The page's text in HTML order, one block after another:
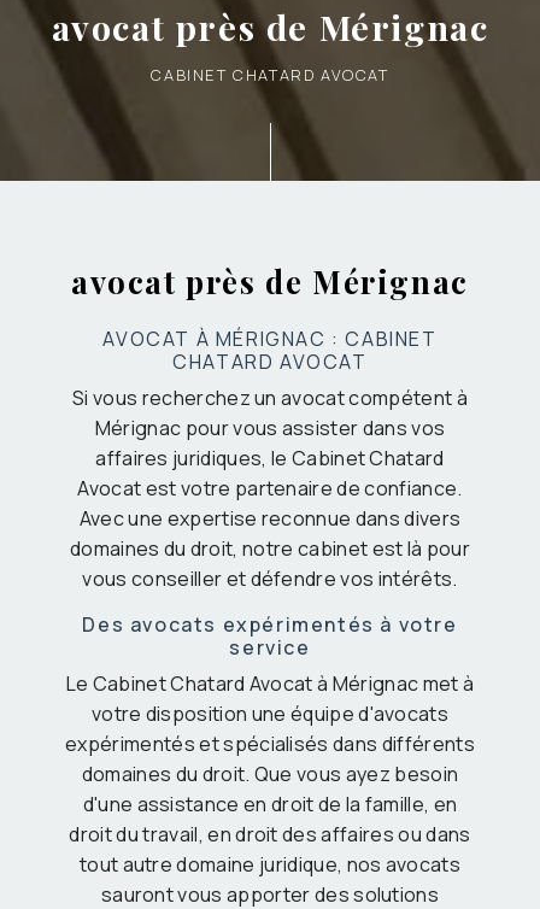
avocat près de Mérignac
CABINET CHATARD AVOCAT
avocat près de Mérignac
AVOCAT À MÉRIGNAC : CABINET
CHATARD AVOCAT
Si vous recherchez un avocat compétent à
Mérignac pour vous assister dans vos
affaires juridiques, le Cabinet Chatard
Avocat est votre partenaire de confiance.
Avec une expertise reconnue dans divers
domaines du droit, notre cabinet est là pour
vous conseiller et défendre vos intérêts.
Des avocats expérimentés à votre
service
Le Cabinet Chatard Avocat à Mérignac met à
votre disposition une équipe d'avocats
expérimentés et spécialisés dans différents
domaines du droit. Que vous ayez besoin
d'une assistance en droit de la famille, en
droit du travail, en droit des affaires ou dans
tout autre domaine juridique, nos avocats
sauront vous apporter des solutions